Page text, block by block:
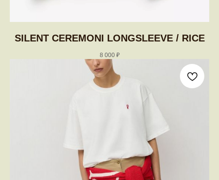
SILENT CEREMONI LONGSLEEVE / RICE
8 000 ₽